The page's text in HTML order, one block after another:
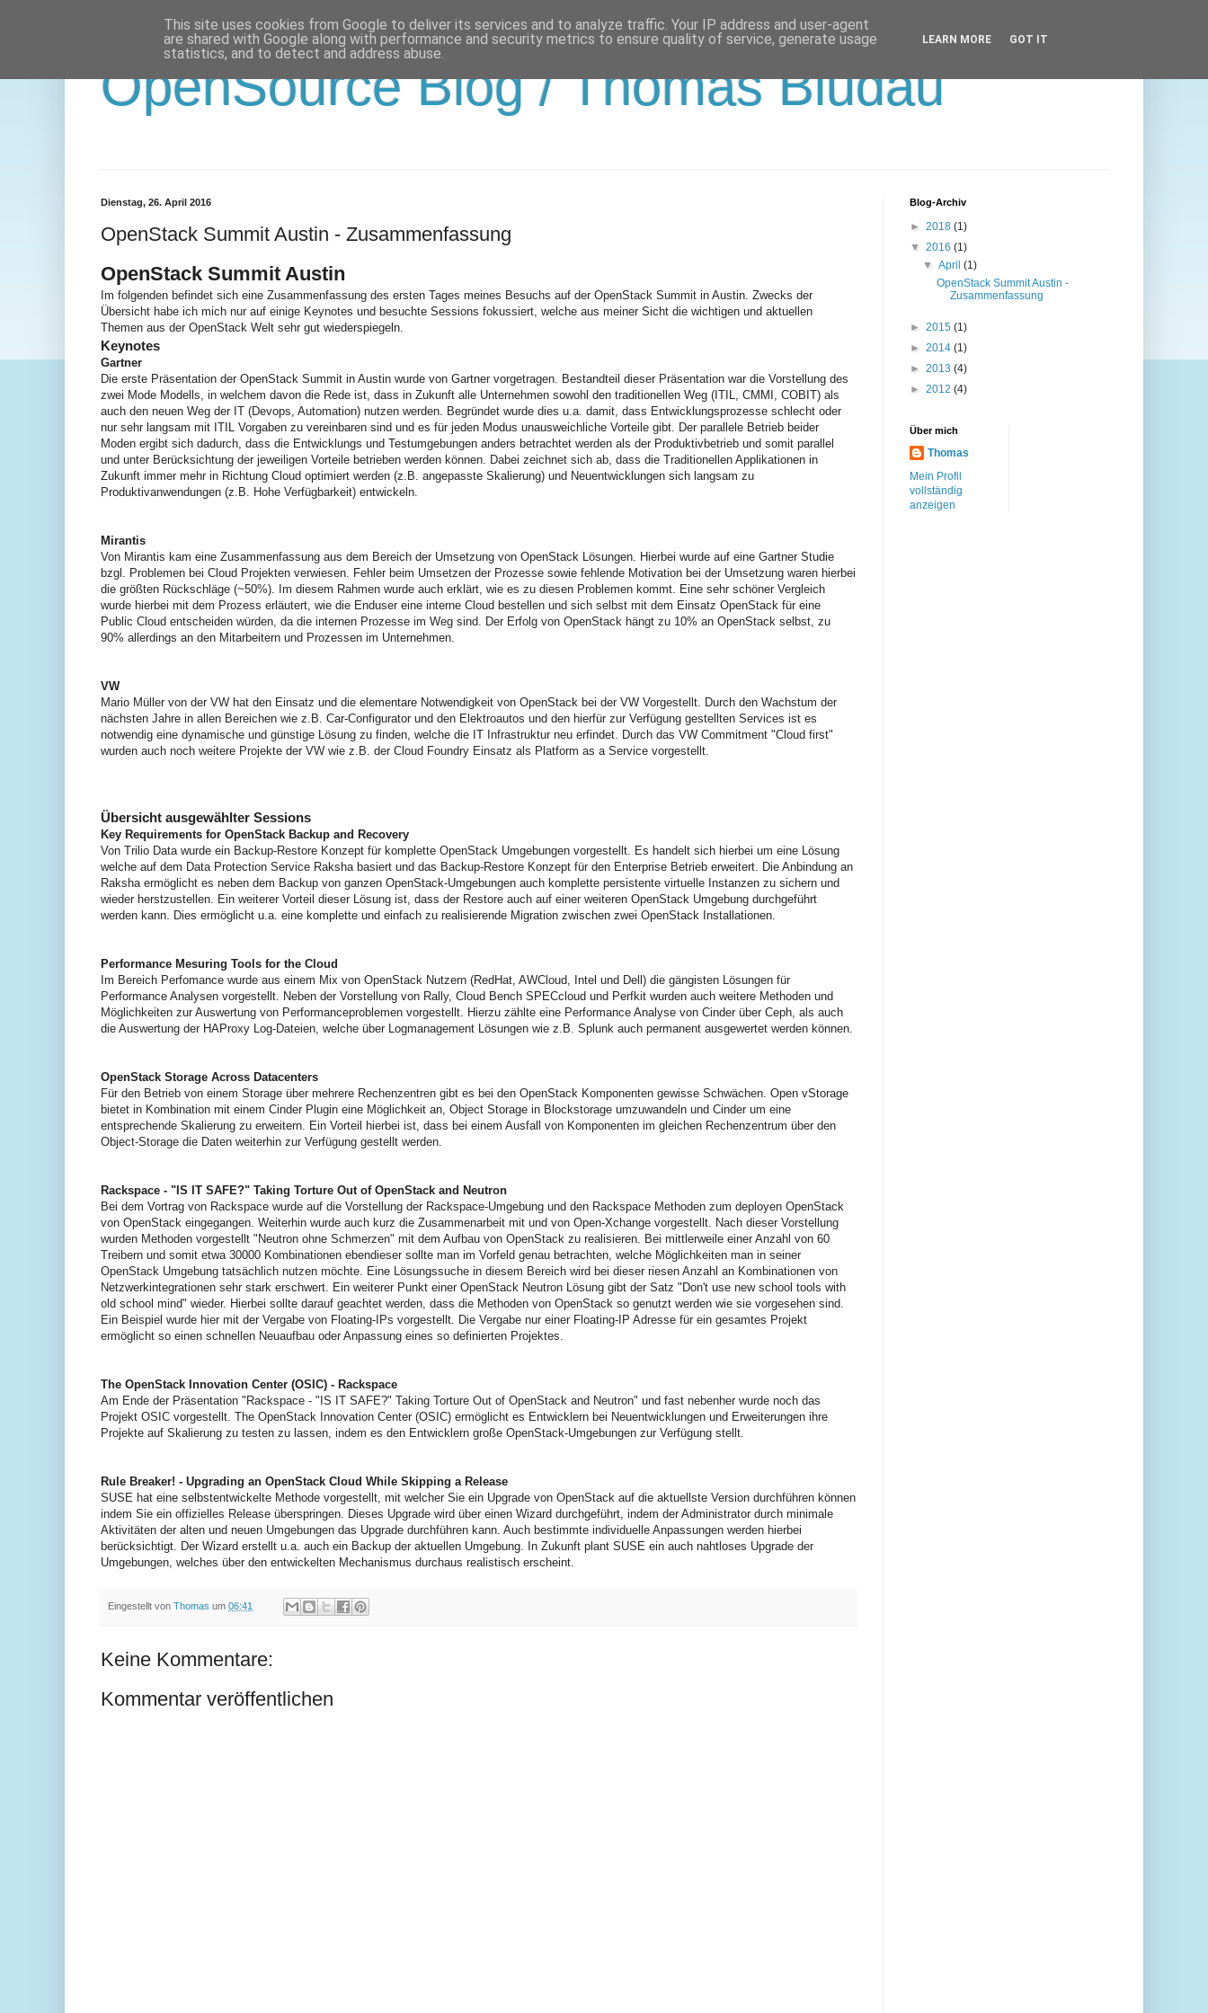
OpenSource Blog / Thomas Bludau
Dienstag, 26. April 2016
OpenStack Summit Austin - Zusammenfassung
OpenStack Summit Austin
Im folgenden befindet sich eine Zusammenfassung des ersten Tages meines Besuchs auf der OpenStack Summit in Austin. Zwecks der
Übersicht habe ich mich nur auf einige Keynotes und besuchte Sessions fokussiert, welche aus meiner Sicht die wichtigen und aktuellen
Themen aus der OpenStack Welt sehr gut wiederspiegeln.
Keynotes
Gartner
Die erste Präsentation der OpenStack Summit in Austin wurde von Gartner vorgetragen. Bestandteil dieser Präsentation war die Vorstellung des
zwei Mode Modells, in welchem davon die Rede ist, dass in Zukunft alle Unternehmen sowohl den traditionellen Weg (ITIL, CMMI, COBIT) als
auch den neuen Weg der IT (Devops, Automation) nutzen werden. Begründet wurde dies u.a. damit, dass Entwicklungsprozesse schlecht oder
nur sehr langsam mit ITIL Vorgaben zu vereinbaren sind und es für jeden Modus unausweichliche Vorteile gibt. Der parallele Betrieb beider
Moden ergibt sich dadurch, dass die Entwicklungs und Testumgebungen anders betrachtet werden als der Produktivbetrieb und somit parallel
und unter Berücksichtung der jeweiligen Vorteile betrieben werden können. Dabei zeichnet sich ab, dass die Traditionellen Applikationen in
Zukunft immer mehr in Richtung Cloud optimiert werden (z.B. angepasste Skalierung) und Neuentwicklungen sich langsam zu
Produktivanwendungen (z.B. Hohe Verfügbarkeit) entwickeln.
Mirantis
Von Mirantis kam eine Zusammenfassung aus dem Bereich der Umsetzung von OpenStack Lösungen. Hierbei wurde auf eine Gartner Studie
bzgl. Problemen bei Cloud Projekten verwiesen. Fehler beim Umsetzen der Prozesse sowie fehlende Motivation bei der Umsetzung waren hierbei
die größten Rückschläge (~50%). Im diesem Rahmen wurde auch erklärt, wie es zu diesen Problemen kommt. Eine sehr schöner Vergleich
wurde hierbei mit dem Prozess erläutert, wie die Enduser eine interne Cloud bestellen und sich selbst mit dem Einsatz OpenStack für eine
Public Cloud entscheiden würden, da die internen Prozesse im Weg sind. Der Erfolg von OpenStack hängt zu 10% an OpenStack selbst, zu
90% allerdings an den Mitarbeitern und Prozessen im Unternehmen.
VW
Mario Müller von der VW hat den Einsatz und die elementare Notwendigkeit von OpenStack bei der VW Vorgestellt. Durch den Wachstum der
nächsten Jahre in allen Bereichen wie z.B. Car-Configurator und den Elektroautos und den hierfür zur Verfügung gestellten Services ist es
notwendig eine dynamische und günstige Lösung zu finden, welche die IT Infrastruktur neu erfindet. Durch das VW Commitment "Cloud first"
wurden auch noch weitere Projekte der VW wie z.B. der Cloud Foundry Einsatz als Platform as a Service vorgestellt.
Übersicht ausgewählter Sessions
Key Requirements for OpenStack Backup and Recovery
Von Trilio Data wurde ein Backup-Restore Konzept für komplette OpenStack Umgebungen vorgestellt. Es handelt sich hierbei um eine Lösung
welche auf dem Data Protection Service Raksha basiert und das Backup-Restore Konzept für den Enterprise Betrieb erweitert. Die Anbindung an
Raksha ermöglicht es neben dem Backup von ganzen OpenStack-Umgebungen auch komplette persistente virtuelle Instanzen zu sichern und
wieder herstzustellen. Ein weiterer Vorteil dieser Lösung ist, dass der Restore auch auf einer weiteren OpenStack Umgebung durchgeführt
werden kann. Dies ermöglicht u.a. eine komplette und einfach zu realisierende Migration zwischen zwei OpenStack Installationen.
Performance Mesuring Tools for the Cloud
Im Bereich Perfomance wurde aus einem Mix von OpenStack Nutzern (RedHat, AWCloud, Intel und Dell) die gängisten Lösungen für
Performance Analysen vorgestellt. Neben der Vorstellung von Rally, Cloud Bench SPECcloud und Perfkit wurden auch weitere Methoden und
Möglichkeiten zur Auswertung von Performanceproblemen vorgestellt. Hierzu zählte eine Performance Analyse von Cinder über Ceph, als auch
die Auswertung der HAProxy Log-Dateien, welche über Logmanagement Lösungen wie z.B. Splunk auch permanent ausgewertet werden können.
OpenStack Storage Across Datacenters
Für den Betrieb von einem Storage über mehrere Rechenzentren gibt es bei den OpenStack Komponenten gewisse Schwächen. Open vStorage
bietet in Kombination mit einem Cinder Plugin eine Möglichkeit an, Object Storage in Blockstorage umzuwandeln und Cinder um eine
entsprechende Skalierung zu erweitern. Ein Vorteil hierbei ist, dass bei einem Ausfall von Komponenten im gleichen Rechenzentrum über den
Object-Storage die Daten weiterhin zur Verfügung gestellt werden.
Rackspace - "IS IT SAFE?" Taking Torture Out of OpenStack and Neutron
Bei dem Vortrag von Rackspace wurde auf die Vorstellung der Rackspace-Umgebung und den Rackspace Methoden zum deployen OpenStack
von OpenStack eingegangen. Weiterhin wurde auch kurz die Zusammenarbeit mit und von Open-Xchange vorgestellt. Nach dieser Vorstellung
wurden Methoden vorgestellt "Neutron ohne Schmerzen" mit dem Aufbau von OpenStack zu realisieren. Bei mittlerweile einer Anzahl von 60
Treibern und somit etwa 30000 Kombinationen ebendieser sollte man im Vorfeld genau betrachten, welche Möglichkeiten man in seiner
OpenStack Umgebung tatsächlich nutzen möchte. Eine Lösungssuche in diesem Bereich wird bei dieser riesen Anzahl an Kombinationen von
Netzwerkintegrationen sehr stark erschwert. Ein weiterer Punkt einer OpenStack Neutron Lösung gibt der Satz "Don't use new school tools with
old school mind" wieder. Hierbei sollte darauf geachtet werden, dass die Methoden von OpenStack so genutzt werden wie sie vorgesehen sind.
Ein Beispiel wurde hier mit der Vergabe von Floating-IPs vorgestellt. Die Vergabe nur einer Floating-IP Adresse für ein gesamtes Projekt
ermöglicht so einen schnellen Neuaufbau oder Anpassung eines so definierten Projektes.
The OpenStack Innovation Center (OSIC) - Rackspace
Am Ende der Präsentation "Rackspace - "IS IT SAFE?" Taking Torture Out of OpenStack and Neutron" und fast nebenher wurde noch das
Projekt OSIC vorgestellt. The OpenStack Innovation Center (OSIC) ermöglicht es Entwicklern bei Neuentwicklungen und Erweiterungen ihre
Projekte auf Skalierung zu testen zu lassen, indem es den Entwicklern große OpenStack-Umgebungen zur Verfügung stellt.
Rule Breaker! - Upgrading an OpenStack Cloud While Skipping a Release
SUSE hat eine selbstentwickelte Methode vorgestellt, mit welcher Sie ein Upgrade von OpenStack auf die aktuellste Version durchführen können
indem Sie ein offizielles Release überspringen. Dieses Upgrade wird über einen Wizard durchgeführt, indem der Administrator durch minimale
Aktivitäten der alten und neuen Umgebungen das Upgrade durchführen kann. Auch bestimmte individuelle Anpassungen werden hierbei
berücksichtigt. Der Wizard erstellt u.a. auch ein Backup der aktuellen Umgebung. In Zukunft plant SUSE ein auch nahtloses Upgrade der
Umgebungen, welches über den entwickelten Mechanismus durchaus realistisch erscheint.
Eingestellt von Thomas um 06:41
Keine Kommentare:
Kommentar veröffentlichen
Blog-Archiv
► 2018 (1)
▼ 2016 (1)
▼April(1)
OpenStack Summit Austin -
Zusammenfassung
► 2015 (1)
► 2014 (1)
► 2013 (4)
► 2012 (4)
Über mich
Thomas
Mein Profil
vollständig
anzeigen
This site uses cookies from Google to deliver its services and to analyze traffic. Your IP address and user-agent
are shared with Google along with performance and security metrics to ensure quality of service, generate usage
statistics, and to detect and address abuse.
LEARN MORE GOT IT